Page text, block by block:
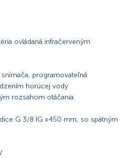
ovládaná infračerveným
programovateľná
horúcej vody
rozsahom otáčania
G 3/8 IG x450 mm, so spätným